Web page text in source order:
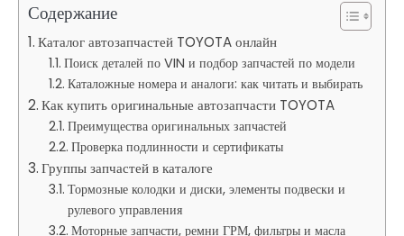
Содержание
Каталог автозапчастей TOYOTA онлайн
Поиск деталей по VIN и подбор запчастей по модели
Каталожные номера и аналоги: как читать и выбирать
Как купить оригинальные автозапчасти TOYOTA
Преимущества оригинальных запчастей
Проверка подлинности и сертификаты
Группы запчастей в каталоге
Тормозные колодки и диски, элементы подвески и
рулевого управления
Моторные запчасти, ремни ГРМ, фильтры и масла